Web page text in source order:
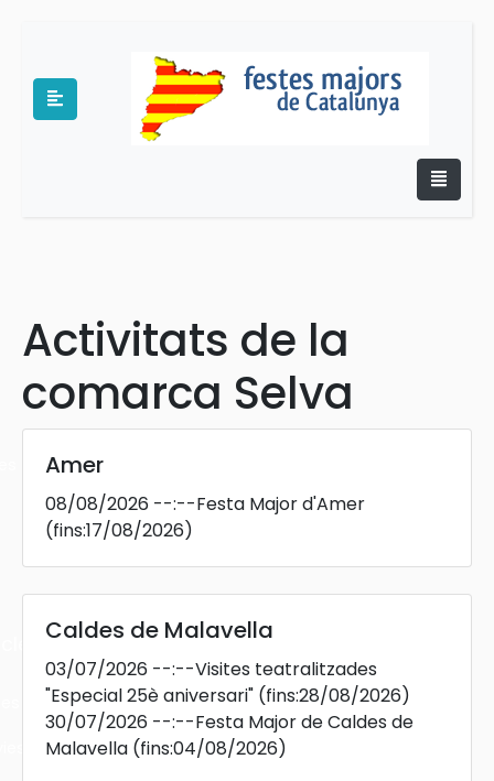
Activitats de la
comarca Selva
Amer
08/08/2026 --:--Festa Major d'Amer
(fins:17/08/2026)
Caldes de Malavella
03/07/2026 --:--Visites teatralitzades
"Especial 25è aniversari" (fins:28/08/2026)
30/07/2026 --:--Festa Major de Caldes de
Malavella (fins:04/08/2026)